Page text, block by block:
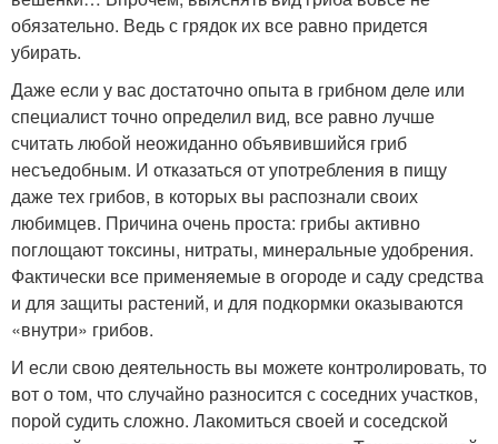
обязательно. Ведь с грядок их все равно придется
убирать.
Даже если у вас достаточно опыта в грибном деле или
специалист точно определил вид, все равно лучше
считать любой неожиданно объявившийся гриб
несъедобным. И отказаться от употребления в пищу
даже тех грибов, в которых вы распознали своих
любимцев. Причина очень проста: грибы активно
поглощают токсины, нитраты, минеральные удобрения.
Фактически все применяемые в огороде и саду средства
и для защиты растений, и для подкормки оказываются
«внутри» грибов.
И если свою деятельность вы можете контролировать, то
вот о том, что случайно разносится с соседних участков,
порой судить сложно. Лакомиться своей и соседской